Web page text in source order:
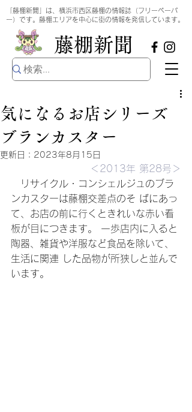
​藤棚新聞
「藤棚新聞」は、横浜市西区藤棚の情報誌（フリーペーパ
ー）です。藤棚エリアを中心に街の情報を発信しています。
気になるお店シリーズ
ブランカスター
更新日： 2023年8月15日
＜2013年 第28号＞
リサイクル・コンシェルジュのブラ
ンカスターは藤棚交差点のそ ばにあっ
て、お店の前に行くときれいな赤い看
板が目につきます。 一歩店内に入ると
陶器、雑貨や洋服など食品を除いて、
生活に関連 した品物が所狭しと並んで
います。